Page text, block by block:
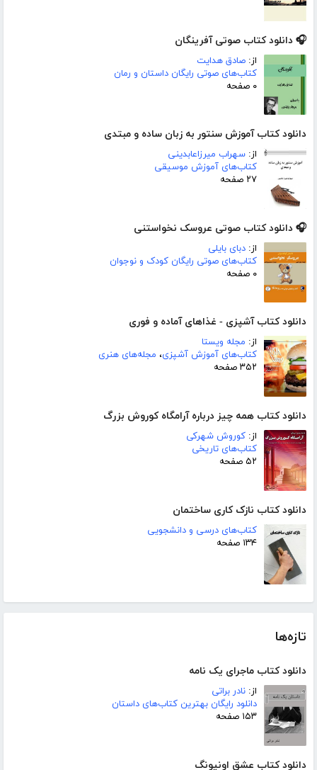
🎧 دانلود کتاب صوتی آفرینگان
از: صادق هدایت
کتاب‌های صوتی رایگان داستان و رمان
۰ صفحه
دانلود کتاب آموزش سنتور به زبان ساده و مبتدی
از: سهراب میرزاعابدینی
کتاب‌های آموزش موسیقی
۲۷ صفحه
🎧 دانلود کتاب صوتی عروسک نخواستنی
از: دبای بایلی
کتاب‌های صوتی رایگان کودک و نوجوان
۰ صفحه
دانلود کتاب آشپزی - غذاهای آماده و فوری
از: مجله ویستا
کتاب‌های آموزش آشپزی، مجله‌های هنری
۳۵۲ صفحه
دانلود کتاب همه چیز درباره آرامگاه کوروش بزرگ
از: کوروش شهرکی
کتاب‌های تاریخی
۵۲ صفحه
دانلود کتاب نازک کاری ساختمان
کتاب‌های درسی و دانشجویی
۱۳۴ صفحه
تازه‌ها
دانلود کتاب ماجرای یک نامه
از: نادر براتی
دانلود رایگان بهترین کتاب‌های داستان
۱۵۳ صفحه
دانلود کتاب عشق اونیونگ